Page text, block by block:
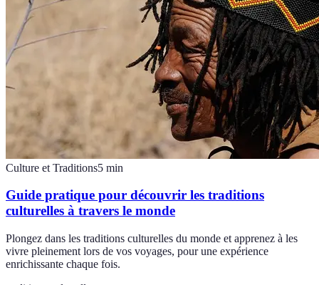
Culture et Traditions5 min
Guide pratique pour découvrir les traditions
culturelles à travers le monde
Plongez dans les traditions culturelles du monde et apprenez à les
vivre pleinement lors de vos voyages, pour une expérience
enrichissante chaque fois.